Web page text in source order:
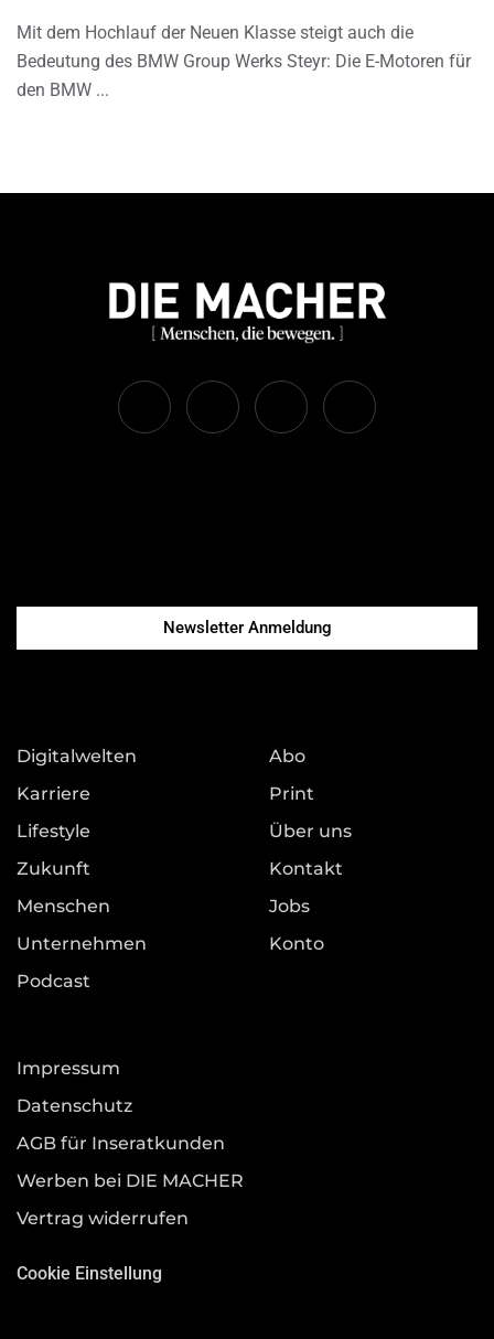
Mit dem Hochlauf der Neuen Klasse steigt auch die
Bedeutung des BMW Group Werks Steyr: Die E-Motoren für
den BMW
Newsletter Anmeldung
Digitalwelten
Karriere
Lifestyle
Zukunft
Menschen
Unternehmen
Podcast
Abo
Print
Über uns
Kontakt
Jobs
Konto
Impressum
Datenschutz
AGB für Inseratkunden
Werben bei DIE MACHER
Vertrag widerrufen
Cookie Einstellung